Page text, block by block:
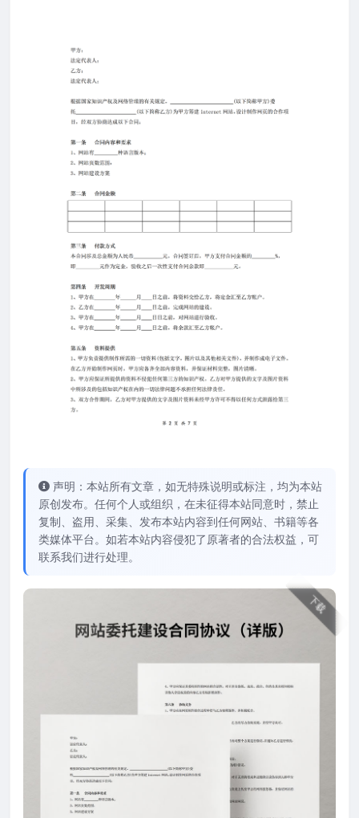
声明：本站所有文章，如无特殊说明或标注，均为本站
原创发布。任何个人或组织，在未征得本站同意时，禁止
复制、盗用、采集、发布本站内容到任何网站、书籍等各
类媒体平台。如若本站内容侵犯了原著者的合法权益，可
联系我们进行处理。
下载